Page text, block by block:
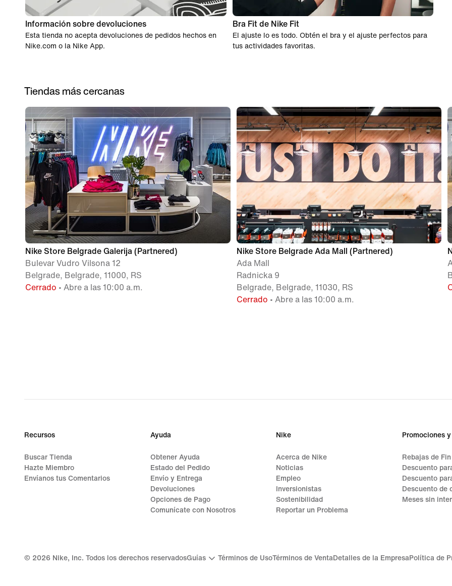
Información sobre devoluciones
Esta tienda no acepta devoluciones de pedidos hechos en
Nike.com o la Nike App.
Bra Fit de Nike Fit
El ajuste lo es todo. Obtén el bra y el ajuste perfectos para
tus actividades favoritas.
Tiendas más cercanas
Nike Store Belgrade Galerija (Partnered)
Bulevar Vudro Vilsona 12
Belgrade, Belgrade, 11000, RS
Cerrado • Abre a las 10:00 a.m.
Nike Store Belgrade Ada Mall (Partnered)
Ada Mall
Radnicka 9
Belgrade, Belgrade, 11030, RS
Cerrado • Abre a las 10:00 a.m.
Recursos
Buscar Tienda
Hazte Miembro
Envíanos tus Comentarios
Ayuda
Obtener Ayuda
Estado del Pedido
Envío y Entrega
Devoluciones
Opciones de Pago
Comunícate con Nosotros
Nike
Acerca de Nike
Noticias
Empleo
Inversionistas
Sostenibilidad
Reportar un Problema
Promociones
Rebajas de
Descuento
Descuento
Descuento de
Meses sin
© 2026 Nike, Inc. Todos los derechos reservadosGuías Términos de UsoTérminos de Venta Detalles de la Empresa Política de